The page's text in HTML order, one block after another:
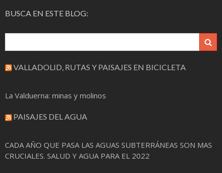
BUSCA EN ESTE BLOG:
VALLADOLID, RUTAS Y PAISAJES EN BICICLETA
La Valduerna: minas y molinos
PAISAJES DEL AGUA
CADA AÑO QUE PASA LAS AGUAS SUBTERRÁNEAS SON MAS
CRUCIALES. SALUD Y AGUA PARA EL 2022